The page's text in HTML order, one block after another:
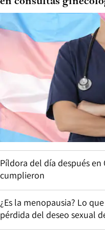
Píldora del día después
cumplieron
¿Es la menopausia? Lo
pérdida del deseo sexual